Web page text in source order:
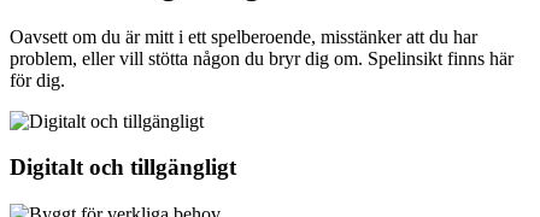
Oavsett om du är mitt i ett spelberoende, misstänker att du har
problem, eller vill stötta någon du bryr dig om. Spelinsikt finns här
för dig.
Digitalt och tillgängligt